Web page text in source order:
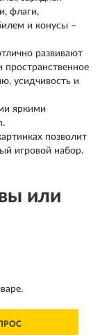
флаги,
и конусы –
развивают
пространственное
усидчивость и
яркими
позволит
игровой набор.
или